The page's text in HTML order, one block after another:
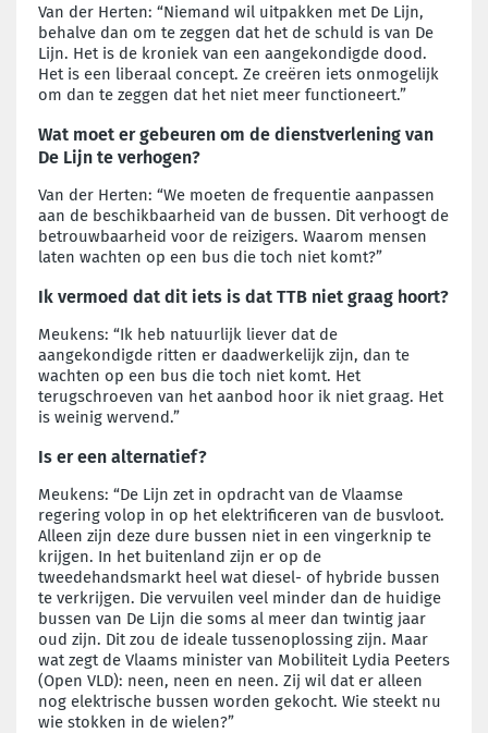
Van der Herten: “Niemand wil uitpakken met De Lijn,
behalve dan om te zeggen dat het de schuld is van De
Lijn. Het is de kroniek van een aangekondigde dood.
Het is een liberaal concept. Ze creëren iets onmogelijk
om dan te zeggen dat het niet meer functioneert.”
Wat moet er gebeuren om de dienstverlening van
De Lijn te verhogen?
Van der Herten: “We moeten de frequentie aanpassen
aan de beschikbaarheid van de bussen. Dit verhoogt de
betrouwbaarheid voor de reizigers. Waarom mensen
laten wachten op een bus die toch niet komt?”
Ik vermoed dat dit iets is dat TTB niet graag hoort?
Meukens: “Ik heb natuurlijk liever dat de
aangekondigde ritten er daadwerkelijk zijn, dan te
wachten op een bus die toch niet komt. Het
terugschroeven van het aanbod hoor ik niet graag. Het
is weinig wervend.”
Is er een alternatief?
Meukens: “De Lijn zet in opdracht van de Vlaamse
regering volop in op het elektrificeren van de busvloot.
Alleen zijn deze dure bussen niet in een vingerknip te
krijgen. In het buitenland zijn er op de
tweedehandsmarkt heel wat diesel- of hybride bussen
te verkrijgen. Die vervuilen veel minder dan de huidige
bussen van De Lijn die soms al meer dan twintig jaar
oud zijn. Dit zou de ideale tussenoplossing zijn. Maar
wat zegt de Vlaams minister van Mobiliteit Lydia Peeters
(Open VLD): neen, neen en neen. Zij wil dat er alleen
nog elektrische bussen worden gekocht. Wie steekt nu
wie stokken in de wielen?”